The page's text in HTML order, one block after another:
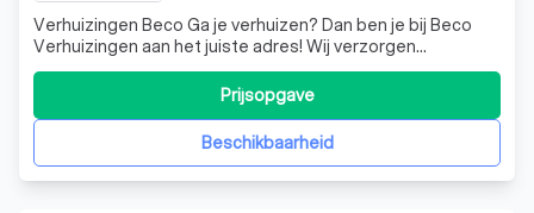
Verhuizingen Beco Ga je verhuizen? Dan ben je bij Beco
Verhuizingen aan het juiste adres! Wij verzorgen
particuliere en professionele verhuizingen van begin tot
eind. Een zelfwerkend patroon met meer dan 23 jaar
ervaring!
Beschikbaarheid
Prijsopgave